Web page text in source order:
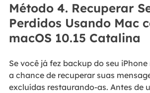
Método 4. Recuperar
Perdidos Usando Mac
macOS 10.15 Catalina
Se você já fez backup do seu
a chance de recuperar suas
excluídas restaurando-as. Antes de